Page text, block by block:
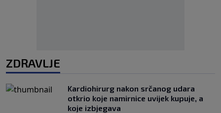
ZDRAVLJE
Kardiohirurg nakon srčanog udara
otkrio koje namirnice uvijek kupuje, a
koje izbjegava